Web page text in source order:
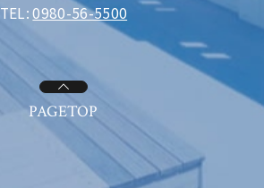
TEL:0980-56-5500
PAGETOP